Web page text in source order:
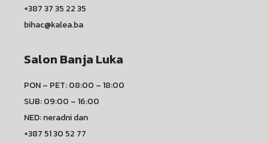
+387 37 35 22 35
bihac@kalea.ba
Salon Banja Luka
PON – PET: 08:00 – 18:00
SUB: 09:00 – 16:00
NED: neradni dan
+387 51 30 52 77